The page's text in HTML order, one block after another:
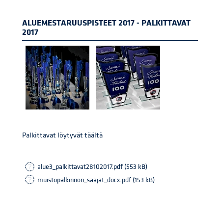
ALUEMESTARUUSPISTEET 2017 - PALKITTAVAT
2017
Palkittavat löytyvät täältä
alue3_palkittavat28102017.pdf (553 kB)
muistopalkinnon_saajat_docx.pdf (153 kB)